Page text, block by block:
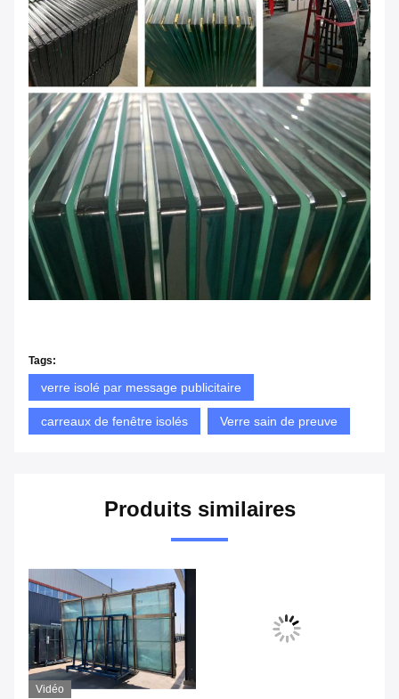
Tags:
verre isolé par message publicitaire
carreaux de fenêtre isolés Verre sain de preuve
Produits similaires
Vidéo